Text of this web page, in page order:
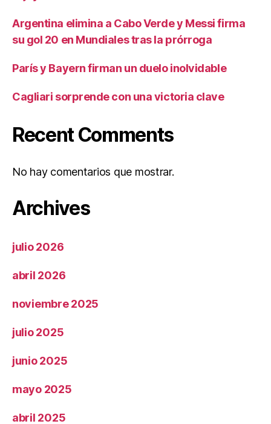
Argentina elimina a Cabo Verde y Messi firma
su gol 20 en Mundiales tras la prórroga
París y Bayern firman un duelo inolvidable
Cagliari sorprende con una victoria clave
Recent Comments
No hay comentarios que mostrar.
Archives
julio 2026
abril 2026
noviembre 2025
julio 2025
junio 2025
mayo 2025
abril 2025